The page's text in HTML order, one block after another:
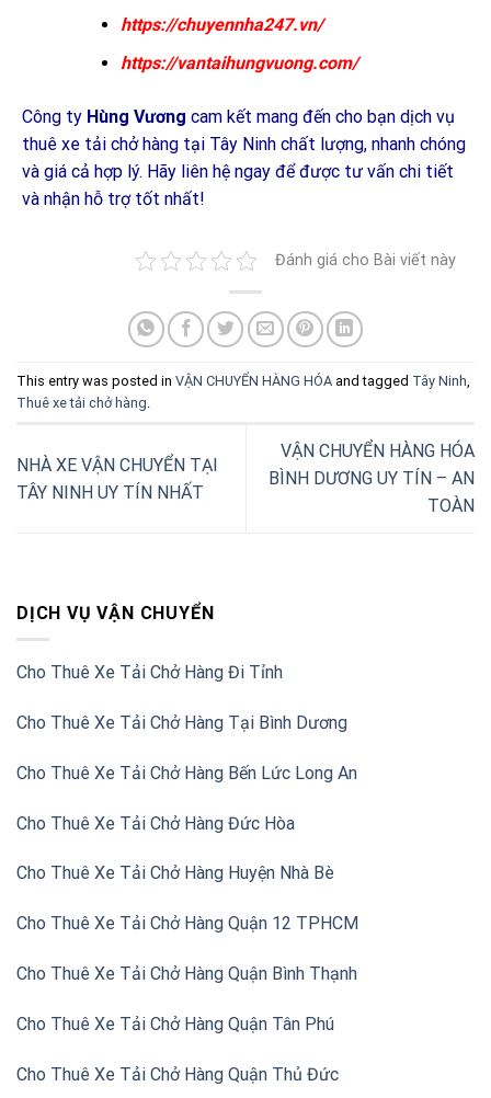
DỊCH VỤ VẬN CHUYỂN
Cho Thuê Xe Tải Chở Hàng Đi Tỉnh
Cho Thuê Xe Tải Chở Hàng Tại Bình Dương
Cho Thuê Xe Tải Chở Hàng Bến Lức Long An
Cho Thuê Xe Tải Chở Hàng Đức Hòa
Cho Thuê Xe Tải Chở Hàng Huyện Nhà Bè
Cho Thuê Xe Tải Chở Hàng Quận 12 TPHCM
Cho Thuê Xe Tải Chở Hàng Quận Bình Thạnh
Cho Thuê Xe Tải Chở Hàng Quận Tân Phú
Cho Thuê Xe Tải Chở Hàng Quận Thủ Đức
https://chuyennha247.vn/
https://vantaihungvuong.com/
Công ty Hùng Vương cam kết mang đến cho bạn dịch vụ
thuê xe tải chở hàng tại Tây Ninh chất lượng, nhanh chóng
và giá cả hợp lý. Hãy liên hệ ngay để được tư vấn chi tiết
và nhận hỗ trợ tốt nhất!
Đánh giá cho Bài viết này
This entry was posted in VẬN CHUYỂN HÀNG HÓA and tagged Tây Ninh
Thuê xe tải chở hàng
NHÀ XE VẬN CHUYỂN TẠI
TÂY NINH UY TÍN NHẤT
VẬN CHUYỂN HÀNG HÓA
BÌNH DƯƠNG UY TÍN – AN
TOÀN